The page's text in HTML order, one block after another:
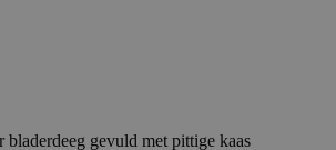
bladerdeeg gevuld met pittige kaas